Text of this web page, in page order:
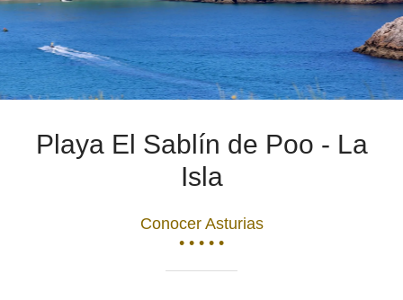
Playa El Sablín de Poo - La
Isla
Conocer Asturias
• • • • •